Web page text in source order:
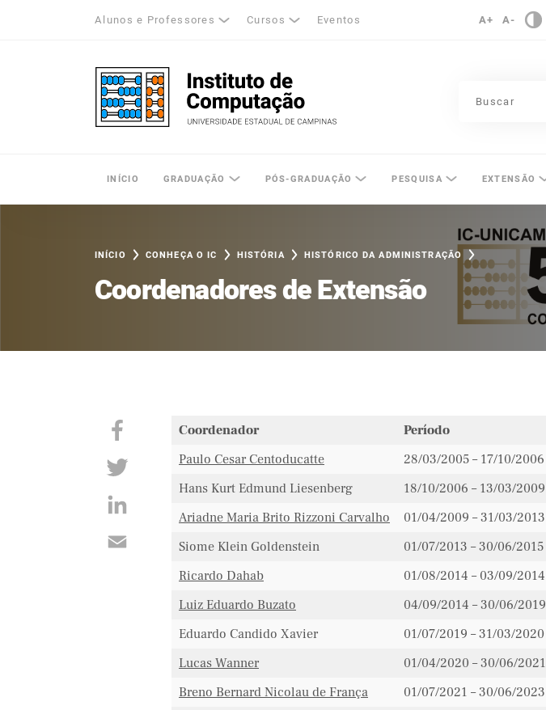
Alunos e Professores Cursos Eventos A+ A-
Unicamp - Universidade Estadual de Campinas
INÍCIO GRADUAÇÃO PÓS-GRADUAÇÃO PESQUISA EXTENSÃO
INÍCIO CONHEÇA O IC HISTÓRIA HISTÓRICO DA ADMINISTRAÇÃO
Coordenadores de Extensão
Coordenador
Período
Paulo Cesar Centoducatte
28/03/2005 – 17/10/2006
Hans Kurt Edmund Liesenberg
18/10/2006 – 13/03/2009
Ariadne Maria Brito Rizzoni Carvalho
01/04/2009 – 31/03/2013
Siome Klein Goldenstein
01/07/2013 – 30/06/2015
Ricardo Dahab
01/08/2014 – 03/09/2014
Luiz Eduardo Buzato
04/09/2014 – 30/06/2019
Eduardo Candido Xavier
01/07/2019 – 31/03/2020
Lucas Wanner
01/04/2020 – 30/06/2021
Breno Bernard Nicolau de França
01/07/2021 – 30/06/2023